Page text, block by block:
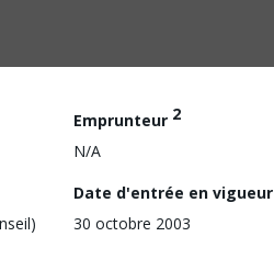
Emprunteur 2
N/A
Date d'entrée en vigueur
30 octobre 2003